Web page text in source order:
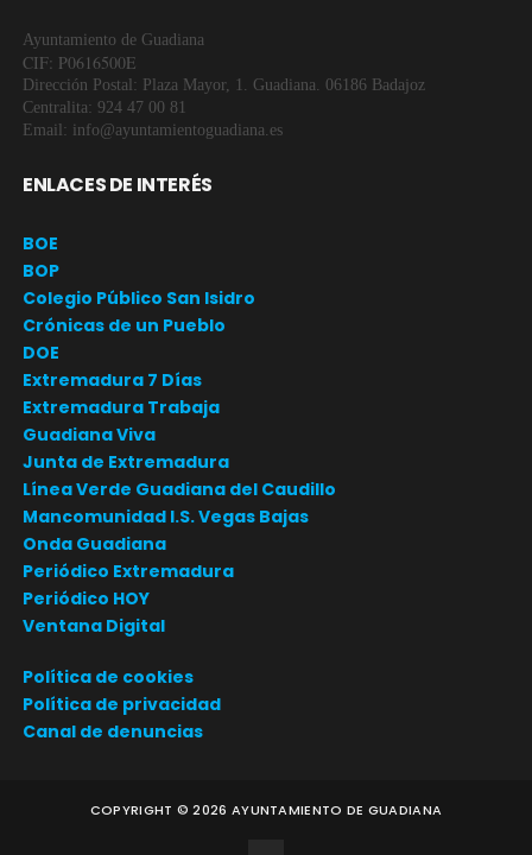
Ayuntamiento de Guadiana
CIF: P0616500E
Dirección Postal: Plaza Mayor, 1. Guadiana. 06186 Badajoz
Centralita: 924 47 00 81
Email: info@ayuntamientoguadiana.es
ENLACES DE INTERÉS
BOE
BOP
Colegio Público San Isidro
Crónicas de un Pueblo
DOE
Extremadura 7 Días
Extremadura Trabaja
Guadiana Viva
Junta de Extremadura
Línea Verde Guadiana del Caudillo
Mancomunidad I.S. Vegas Bajas
Onda Guadiana
Periódico Extremadura
Periódico HOY
Ventana Digital
Política de cookies
Política de privacidad
Canal de denuncias
COPYRIGHT ©2026 AYUNTAMIENTO DE GUADIANA